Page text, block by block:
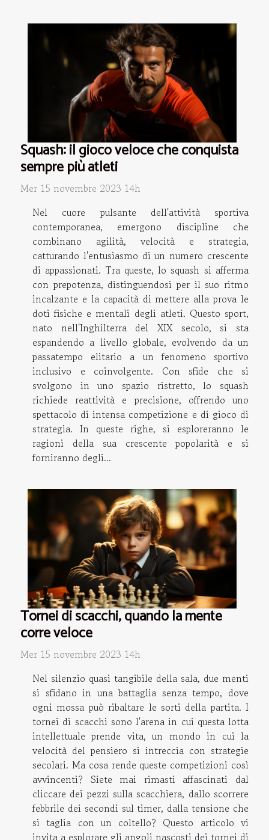
Squash: il gioco veloce che conquista
sempre più atleti
Mer 15 novembre 2023 14h
Nel cuore pulsante dell'attività sportiva
contemporanea, emergono discipline che
combinano agilità, velocità e strategia,
catturando l'entusiasmo di un numero crescente
di appassionati. Tra queste, lo squash si afferma
con prepotenza, distinguendosi per il suo ritmo
incalzante e la capacità di mettere alla prova le
doti fisiche e mentali degli atleti. Questo sport,
nato nell'Inghilterra del XIX secolo, si sta
espandendo a livello globale, evolvendo da un
passatempo elitario a un fenomeno sportivo
inclusivo e coinvolgente. Con sfide che si
svolgono in uno spazio ristretto, lo squash
richiede reattività e precisione, offrendo uno
spettacolo di intensa competizione e di gioco di
strategia. In queste righe, si esploreranno le
ragioni della sua crescente popolarità e si
forniranno degli...
Tornei di scacchi, quando la mente
corre veloce
Mer 15 novembre 2023 14h
Nel silenzio quasi tangibile della sala, due menti
si sfidano in una battaglia senza tempo, dove
ogni mossa può ribaltare le sorti della partita. I
tornei di scacchi sono l'arena in cui questa lotta
intellettuale prende vita, un mondo in cui la
velocità del pensiero si intreccia con strategie
secolari. Ma cosa rende queste competizioni così
avvincenti? Siete mai rimasti affascinati dal
cliccare dei pezzi sulla scacchiera, dallo scorrere
febbrile dei secondi sul timer, dalla tensione che
si taglia con un coltello? Questo articolo vi
invita a esplorare gli angoli nascosti dei tornei di